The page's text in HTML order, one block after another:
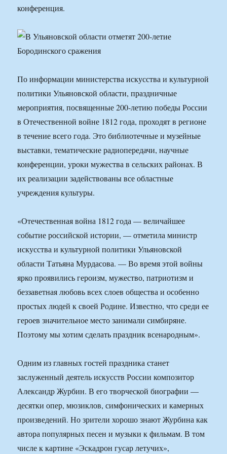
конференция.
По информации министерства искусства и культурной
политики Ульяновской области, праздничные
мероприятия, посвященные 200-летию победы России
в Отечественной войне 1812 года, проходят в регионе
в течение всего года. Это библиотечные и музейные
выставки, тематические радиопередачи, научные
конференции, уроки мужества в сельских районах. В
их реализации задействованы все областные
учреждения культуры.
«Отечественная война 1812 года — величайшее
событие российской истории, — отметила министр
искусства и культурной политики Ульяновской
области Татьяна Мурдасова. — Во время этой войны
ярко проявились героизм, мужество, патриотизм и
беззаветная любовь всех слоев общества и особенно
простых людей к своей Родине. Известно, что среди ее
героев значительное место занимали симбиряне.
Поэтому мы хотим сделать праздник всенародным».
Одним из главных гостей праздника станет
заслуженный деятель искусств России композитор
Александр Журбин. В его творческой биографии —
десятки опер, мюзиклов, симфонических и камерных
произведений. Но зрители хорошо знают Журбина как
автора популярных песен и музыки к фильмам. В том
числе к картине «Эскадрон гусар летучих»,